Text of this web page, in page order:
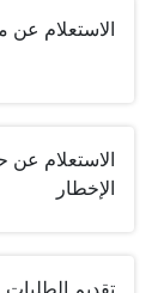
الاستعلام عن
الاستعلام
الإخطار
تقديم